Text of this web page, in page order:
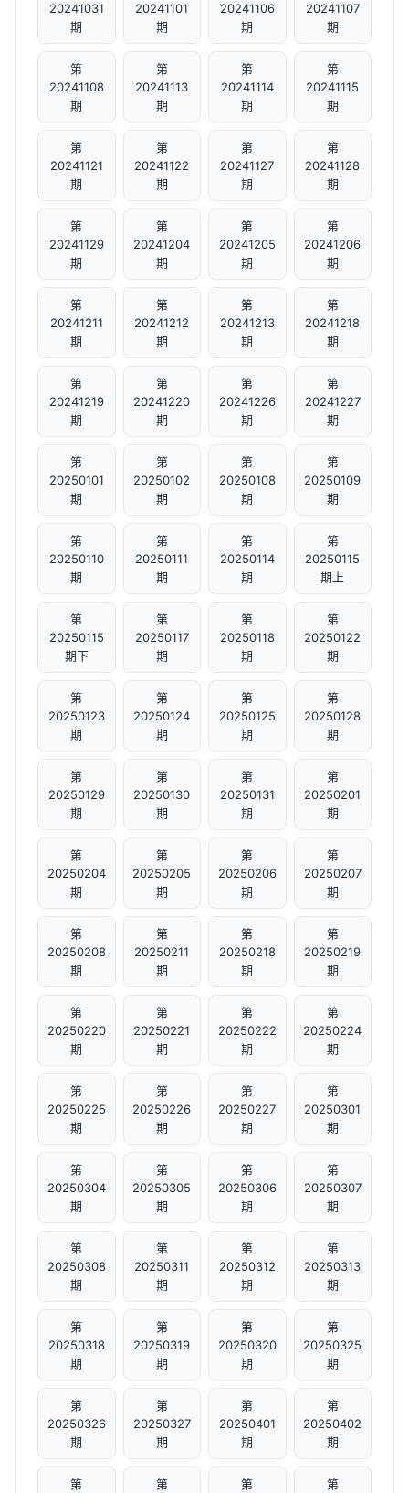
20241031
期
20241101
期
20241106
期
20241107
期
第
20241108
期
第
20241113
期
第
20241114
期
第
20241115
期
第
20241121
期
第
20241122
期
第
20241127
期
第
20241128
期
第
20241129
期
第
20241204
期
第
20241205
期
第
20241206
期
第
20241211
期
第
20241212
期
第
20241213
期
第
20241218
期
第
20241219
期
第
20241220
期
第
20241226
期
第
20241227
期
第
20250101
期
第
20250102
期
第
20250108
期
第
20250109
期
第
20250110
期
第
20250111
期
第
20250114
期
第
20250115
期上
第
20250115
期下
第
20250117
期
第
20250118
期
第
20250122
期
第
20250123
期
第
20250124
期
第
20250125
期
第
20250128
期
第
20250129
期
第
20250130
期
第
20250131
期
第
20250201
期
第
20250204
期
第
20250205
期
第
20250206
期
第
20250207
期
第
20250208
期
第
20250211
期
第
20250218
期
第
20250219
期
第
20250220
期
第
20250221
期
第
20250222
期
第
20250224
期
第
20250225
期
第
20250226
期
第
20250227
期
第
20250301
期
第
20250304
期
第
20250305
期
第
20250306
期
第
20250307
期
第
20250308
期
第
20250311
期
第
20250312
期
第
20250313
期
第
20250318
期
第
20250319
期
第
20250320
期
第
20250325
期
第
20250326
期
第
20250327
期
第
20250401
期
第
20250402
期
第 第 第 第